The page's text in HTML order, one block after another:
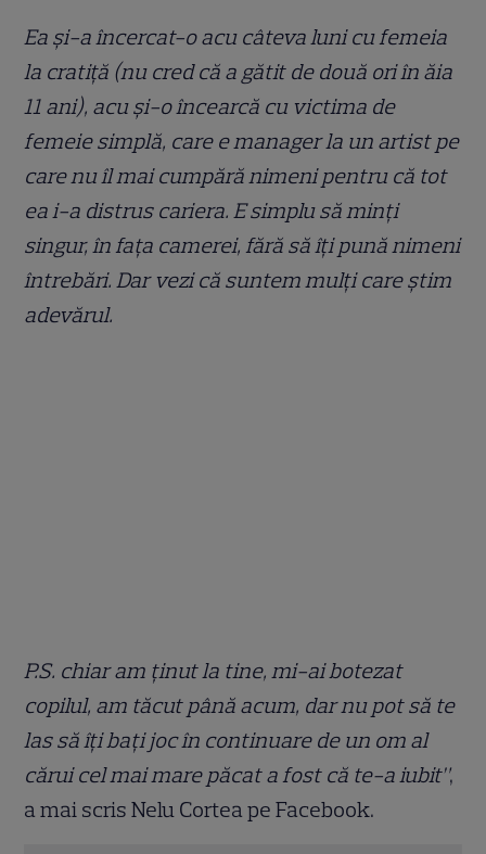
Ea și-a încercat-o acu câteva luni cu femeia
la cratiță (nu cred că a gătit de două ori în ăia
11 ani), acu și-o încearcă cu victima de
femeie simplă, care e manager la un artist pe
care nu îl mai cumpără nimeni pentru că tot
ea i-a distrus cariera. E simplu să minți
singur, în fața camerei, fără să îți pună nimeni
întrebări. Dar vezi că suntem mulți care știm
adevărul.
P.S. chiar am ținut la tine, mi-ai botezat
copilul, am tăcut până acum, dar nu pot să te
las să îți bați joc în continuare de un om al
cărui cel mai mare păcat a fost că te-a iubit”,
a mai scris Nelu Cortea pe Facebook.